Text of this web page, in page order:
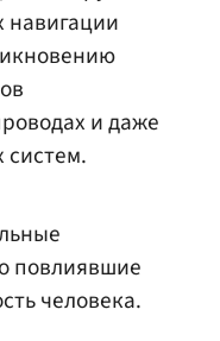
навигации
и даже
систем.
повлиявшие
человека.